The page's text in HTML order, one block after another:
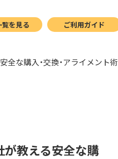
を見る ご利用ガイド
な購入・交換・アライメント術
が教える安全な購